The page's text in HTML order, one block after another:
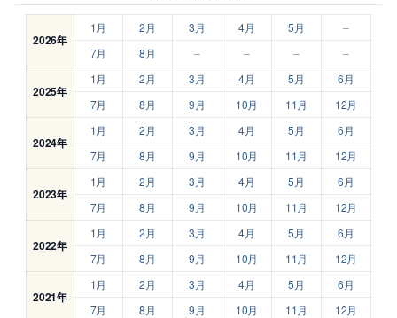
2026年
1月 2月 3月 4月 5月
–
7月
8月 – – – –
2025年
1月 2月 3月 4月 5月
6月
7月
8月 9月 10月 11月 12月
2024年
1月 2月 3月 4月 5月
6月
7月
8月 9月 10月 11月 12月
2023年
1月 2月 3月 4月 5月
6月
7月
8月 9月 10月 11月 12月
2022年
1月 2月 3月 4月 5月
6月
7月
8月 9月 10月 11月 12月
2021年
1月 2月 3月 4月 5月
6月
7月
8月 9月 10月 11月 12月